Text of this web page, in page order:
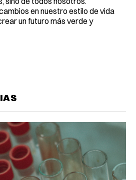
en nuestro estilo de vida
un futuro más verde y